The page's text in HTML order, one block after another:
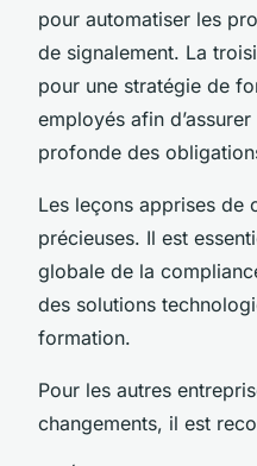
pour automatiser les
de signalement. La
pour une stratégie de
employés afin
profonde des
Les leçons apprises de
précieuses. Il est
globale de la
des solutions
formation.
Pour les autres
changements, il est